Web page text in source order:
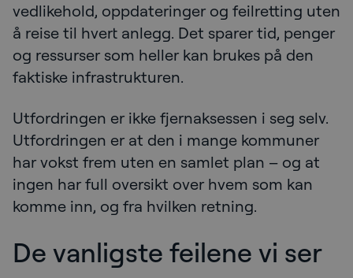
vedlikehold, oppdateringer og feilretting uten
å reise til hvert anlegg. Det sparer tid, penger
og ressurser som heller kan brukes på den
faktiske infrastrukturen.
Utfordringen er ikke fjernaksessen i seg selv.
Utfordringen er at den i mange kommuner
har vokst frem uten en samlet plan – og at
ingen har full oversikt over hvem som kan
komme inn, og fra hvilken retning.
De vanligste feilene vi ser